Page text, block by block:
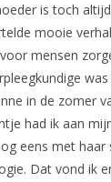
is toch
mooie
mensen
was
in de zomer
had ik aan
eens met
Dat vond ik